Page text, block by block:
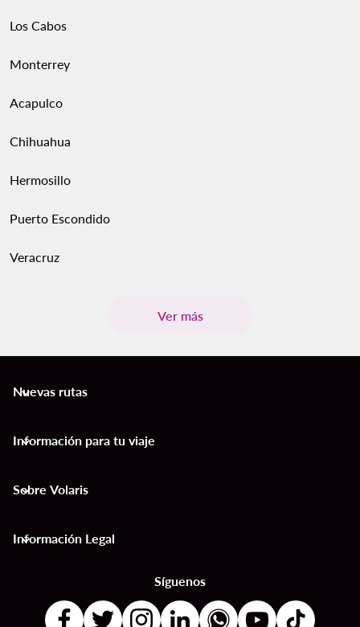
Los Cabos
Monterrey
Acapulco
Chihuahua
Hermosillo
Puerto Escondido
Veracruz
Ver más
Nuevas rutas
keyboard_arrow_down
Información para tu viaje
keyboard_arrow_down
Sobre Volaris
keyboard_arrow_down
Información Legal
keyboard_arrow_down
Síguenos